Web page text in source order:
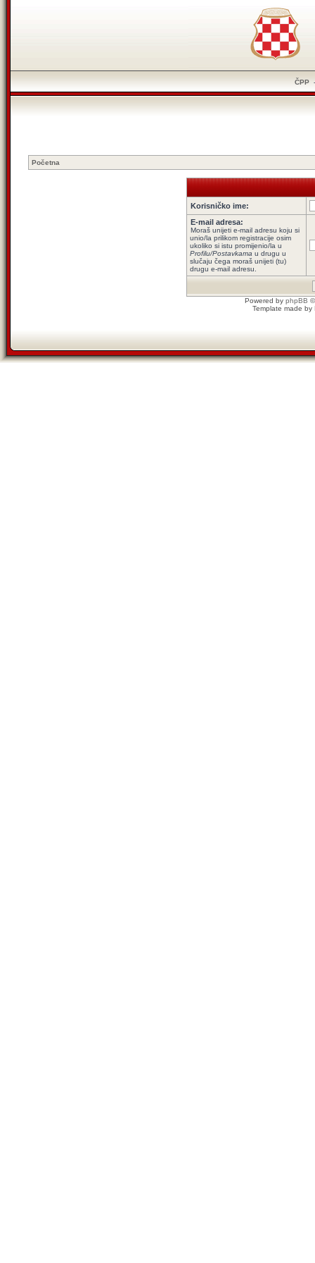
ČPP
Početna
Korisničko ime:
E-mail adresa:
Moraš unijeti e-mail adresu koju si
unio/la prilikom registracije osim
ukoliko si istu promijenio/la u
Profilu/Postavkama u drugu u
slučaju čega moraš unijeti (tu)
drugu e-mail adresu.
Powered by phpBB
Template made by